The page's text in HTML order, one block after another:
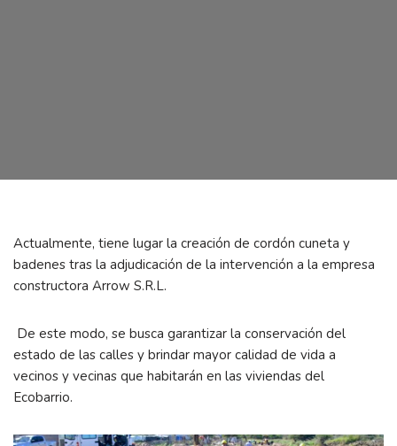
Actualmente, tiene lugar la creación de cordón cuneta y
badenes tras la adjudicación de la intervención a la empresa
constructora Arrow S.R.L.
De este modo, se busca garantizar la conservación del
estado de las calles y brindar mayor calidad de vida a
vecinos y vecinas que habitarán en las viviendas del
Ecobarrio.